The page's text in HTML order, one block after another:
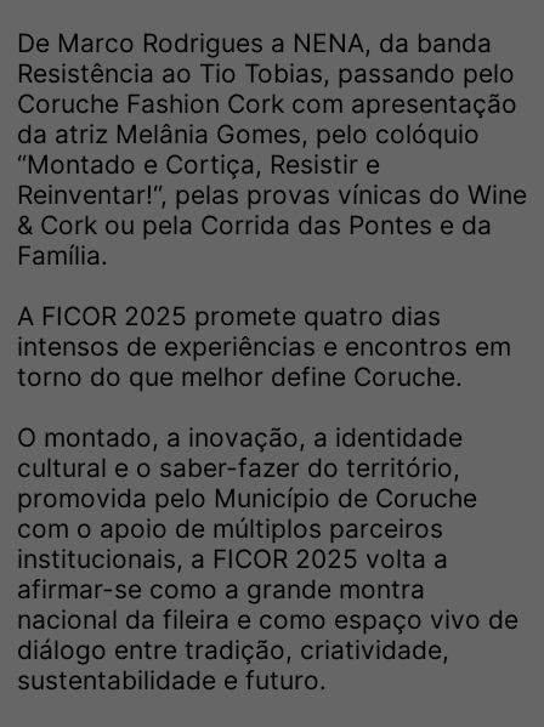
De Marco Rodrigues a NENA, da banda
Resistência ao Tio Tobias, passando pelo
Coruche Fashion Cork com apresentação
da atriz Melânia Gomes, pelo colóquio
“Montado e Cortiça, Resistir e
Reinventar!“, pelas provas vínicas do Wine
& Cork ou pela Corrida das Pontes e da
Família.
A FICOR 2025 promete quatro dias
intensos de experiências e encontros em
torno do que melhor define Coruche.
O montado, a inovação, a identidade
cultural e o saber-fazer do território,
promovida pelo Município de Coruche
com o apoio de múltiplos parceiros
institucionais, a FICOR 2025 volta a
afirmar-se como a grande montra
nacional da fileira e como espaço vivo de
diálogo entre tradição, criatividade,
sustentabilidade e futuro.